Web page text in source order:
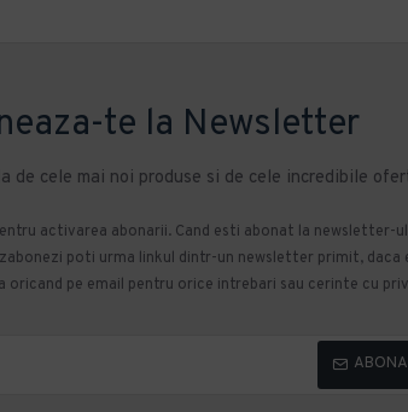
te la Newsletter
de cele mai noi produse si de cele incredibile
activarea abonarii. Cand esti abonat la
poti urma linkul dintr-un newsletter primit,
pe email pentru orice intrebari sau cerinte cu